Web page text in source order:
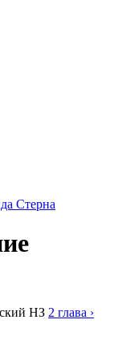
Стерна
НЗ 2 глава ›